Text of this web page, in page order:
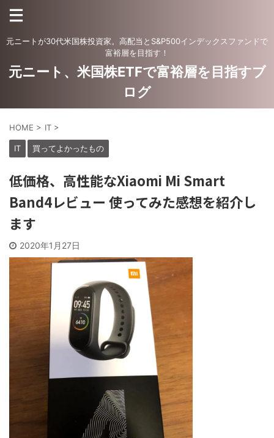
元ニートが30代米国株投資家。高配当とS&P500インデックスファンドで
富裕層を目指す！
元ニート、米国株ETFで富裕層を目指すブ
ログ
HOME > IT >
IT 買ってよかったもの
低価格、高性能なXiaomi Mi Smart
Band4レビュー 使ってみた感想を紹介し
ます
2020年1月27日